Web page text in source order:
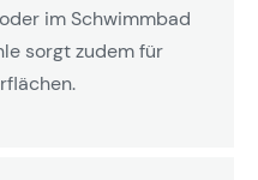
im Schwimmbad
sorgt zudem für